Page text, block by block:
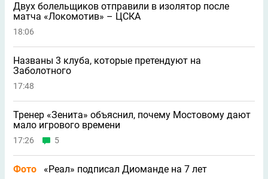
Двух болельщиков отправили в изолятор после
матча «Локомотив» – ЦСКА
18:06
Названы 3 клуба, которые претендуют на
Заболотного
17:48
Тренер «Зенита» объяснил, почему Мостовому дают
мало игрового времени
17:26 5
Фото «Реал» подписал Диоманде на 7 лет